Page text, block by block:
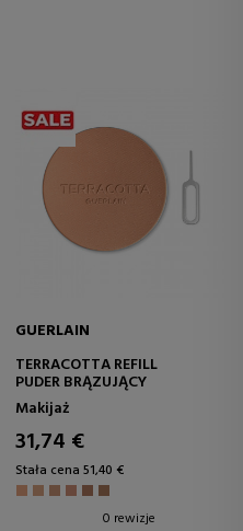
GUERLAIN
TERRACOTTA REFILL
PUDER BRĄZUJĄCY
Makijaż
31,74 €
Stała cena 51,40 €
0 rewizje